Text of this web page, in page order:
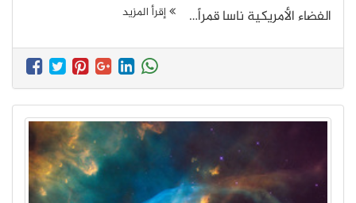
الفضاء الأمريكية ناسا قمراً…
إقرأ المزيد